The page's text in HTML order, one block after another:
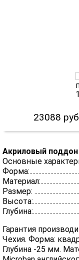
23088
Акриловый поддон
Основные
Размер:
Гарантия
Чехия. Форма:
Глубина -25 мм.